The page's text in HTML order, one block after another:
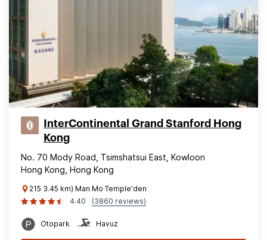
InterContinental Grand Stanford Hong
Kong
No. 70 Mody Road, Tsimshatsui East, Kowloon
Hong Kong, Hong Kong
215 3.45 km) Man Mo Temple'den
4.40
(3860 reviews)
Otopark Havuz